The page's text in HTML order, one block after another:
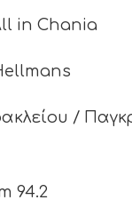
in Chania
/
94.2